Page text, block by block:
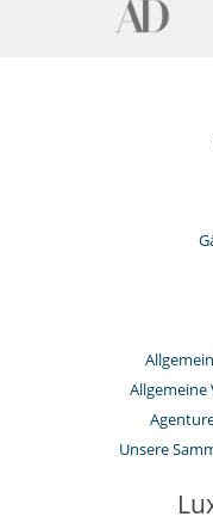
Allgemeine
Unsere